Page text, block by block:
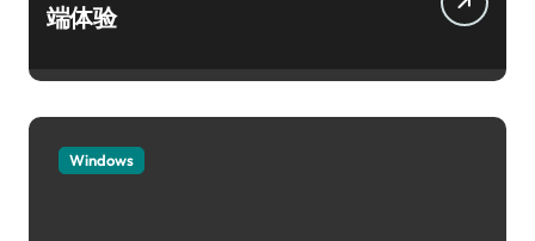
端体验
Windows